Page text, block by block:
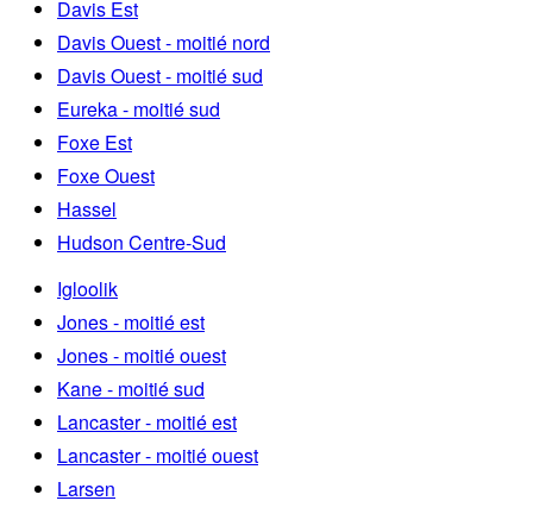
Davis Est
Davis Ouest - moitié nord
Davis Ouest - moitié sud
Eureka - moitié sud
Foxe Est
Foxe Ouest
Hassel
Hudson Centre-Sud
Igloolik
Jones - moitié est
Jones - moitié ouest
Kane - moitié sud
Lancaster - moitié est
Lancaster - moitié ouest
Larsen